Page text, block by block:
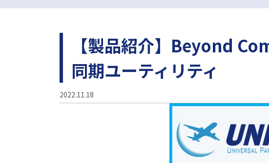
【製品紹介】Beyond
同期ユーティリティ
2022.11.18